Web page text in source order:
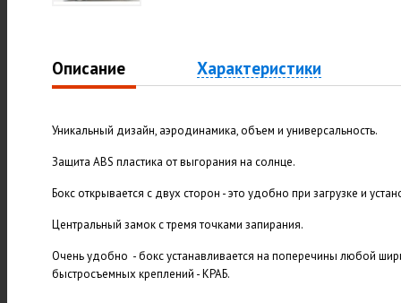
Описание Характеристики
Уникальный дизайн, аэродинамика, объем и универсальность.
Защита ABS пластика от выгорания на солнце.
Бокс открывается с двух сторон - это удобно при загрузке и
Центральный замок с тремя точками запирания.
Очень удобно - бокс устанавливается на поперечины любой
быстросъемных креплений - КРАБ.